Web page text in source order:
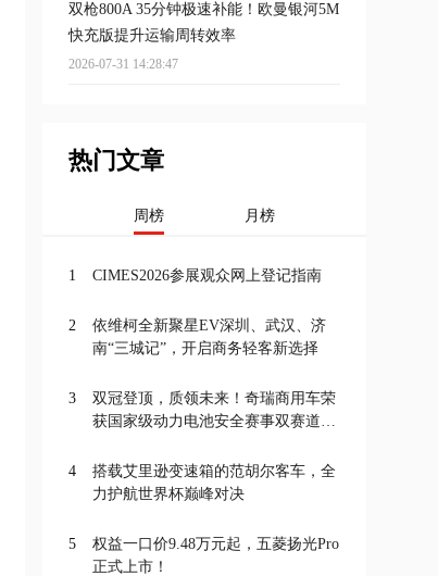
双枪800A 35分钟极速补能！欧曼银河5M
快充版提升运输周转效率
2026-07-31 14:28:47
热门文章
周榜 月榜
1 CIMES2026参展观众网上登记指南
2
依维柯全新聚星EV深圳、武汉、济
南“三城记”，开启商务轻客新选择
3
双冠登顶，质领未来！奇瑞商用车荣
获国家级动力电池安全赛事双赛道一
4
搭载艾里逊变速箱的范胡尔客车，全
力护航世界杯巅峰对决
5
权益一口价9.48万元起，五菱扬光Pro
正式上市！